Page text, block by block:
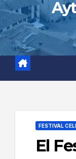
FESTIVAL
El